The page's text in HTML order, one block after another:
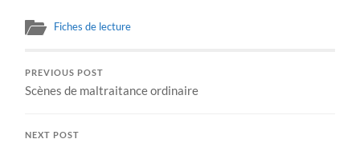
Fiches de lecture
PREVIOUS POST
Scènes de maltraitance ordinaire
NEXT POST